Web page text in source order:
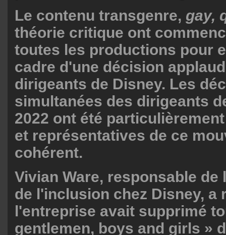
Le contenu transgenre, gay,
théorie critique ont
toutes les productions pour
cadre d'une décision
dirigeants de Disney. Les
simultanées des dirigeants
2022 ont été
et représentatives de ce
cohérent.
Vivian Ware, responsable de
de l'inclusion chez Disney, a
l'entreprise avait supprimé
gentlemen, boys and girls »